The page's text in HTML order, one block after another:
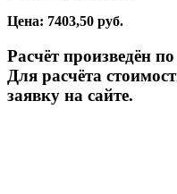
Цена: 7403,50 руб.
Расчёт произведён
Для расчёта
заявку на сайте.